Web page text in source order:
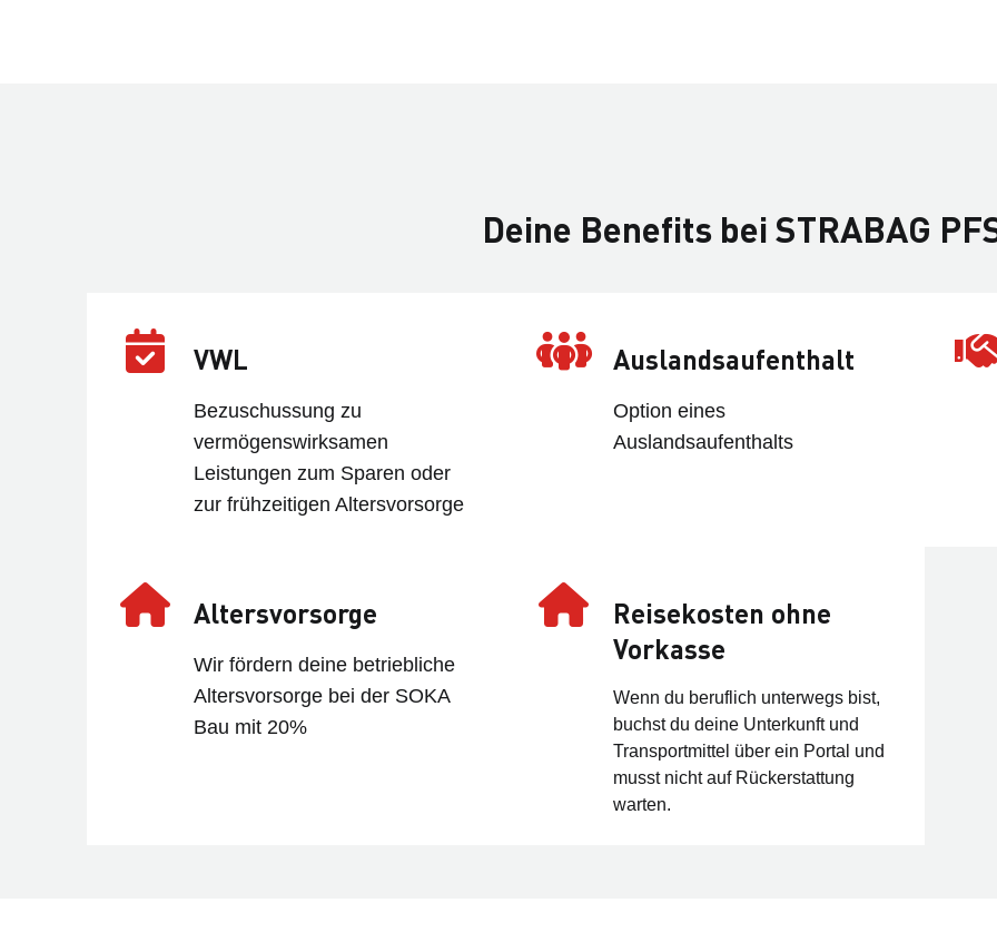
Deine Benefits bei STRABAG
VWL
Bezuschussung zu
vermögenswirksamen
Leistungen zum Sparen oder
zur frühzeitigen Altersvorsorge
Auslandsaufenthalt
Option eines
Auslandsaufenthalts
Altersvorsorge
Wir fördern deine betriebliche
Altersvorsorge bei der SOKA
Bau mit 20%
Reisekosten ohne
Vorkasse
Wenn du beruflich unterwegs bist,
buchst du deine Unterkunft und
Transportmittel über ein Portal und
musst nicht auf Rückerstattung
warten.